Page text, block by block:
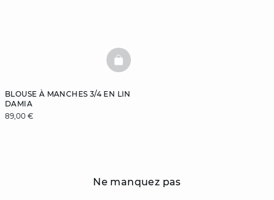
BLOUSE À MANCHES 3/4 EN LIN
DAMIA
89,00 €
BASKETFULL
Ne manquez pas